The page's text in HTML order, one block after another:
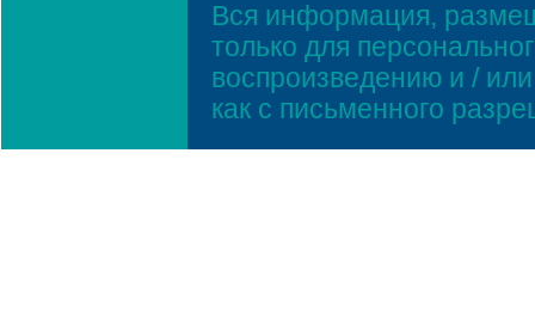
Вся информация,
только для
воспроизведению и /
как с письменного